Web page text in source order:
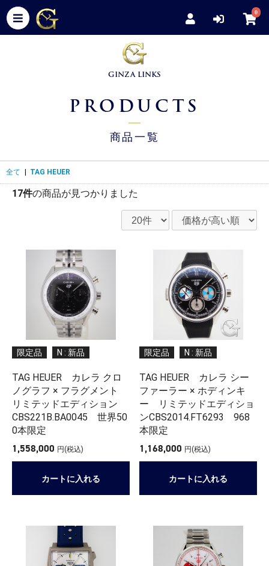
0
GINZA LINKS
PRODUCTS
商品一覧
全て | TAG HEUER
17件の商品が見つかりました
限定品 N : 新品
TAG HEUER カレラ クロ
ノグラフ × フラグメント
リミテッドエディション
CBS221B.BA0045 世界50
0本限定
1,558,000 円(税込)
カートに入れる
限定品 N : 新品
TAG HEUER カレラ シー
ファーラー × ホディンキ
ー リミテッドエディショ
ンCBS2014.FT6293 968
本限定
1,168,000 円(税込)
カートに入れる